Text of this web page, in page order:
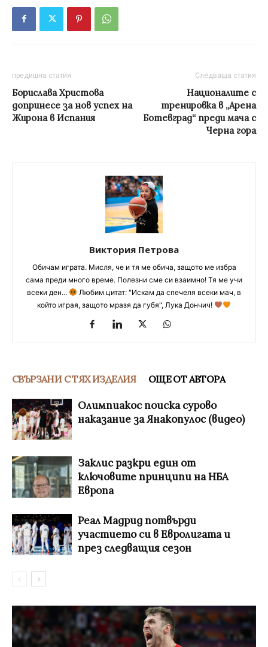
предишна статия
Борислава Христова
допринесе за нов успех на
Жирона в Испания
Следваща статия
Националите с
тренировка в „Арена
Ботевград“ преди мача с
Черна гора
Виктория Петрова
Обичам играта. Мисля, че и тя ме обича, защото ме избра
сама преди много време. Полезни сме си взаимно! Тя ме учи
всеки ден...
Любим цитат: "Искам да спечеля всеки мач, в
който играя, защото мразя да губя", Лука Дончич!
СВЪРЗАНИ С ТЯХ ИЗДЕЛИЯ ОЩЕ ОТ АВТОРА
Олимпиакос поиска сурово
наказание за Янакопулос (видео)
Заклис разкри един от
ключовите принципи на НБА
Европа
Реал Мадрид потвърди
участието си в Евролигата и
през следващия сезон